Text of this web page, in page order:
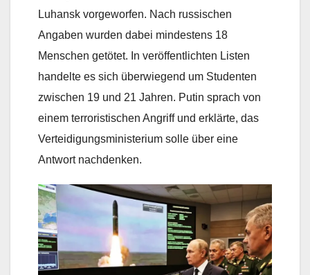
Luhansk vorgeworfen. Nach russischen
Angaben wurden dabei mindestens 18
Menschen getötet. In veröffentlichten Listen
handelte es sich überwiegend um Studenten
zwischen 19 und 21 Jahren. Putin sprach von
einem terroristischen Angriff und erklärte, das
Verteidigungsministerium solle über eine
Antwort nachdenken.